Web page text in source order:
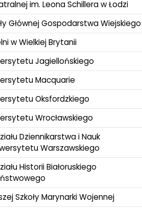
im. Leona Schillera w Łodzi
Głównej Gospodarstwa Wiejskiego
w Wielkiej Brytanii
Jagiellońskiego
Macquarie
Oksfordzkiego
Wrocławskiego
Dziennikarstwa i Nauk
Warszawskiego
Historii Białoruskiego
Szkoły Marynarki Wojennej